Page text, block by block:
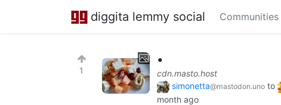
diggita lemmy social Communities
1
•
cdn.masto.host
simonetta@mastodon.uno to
month ago